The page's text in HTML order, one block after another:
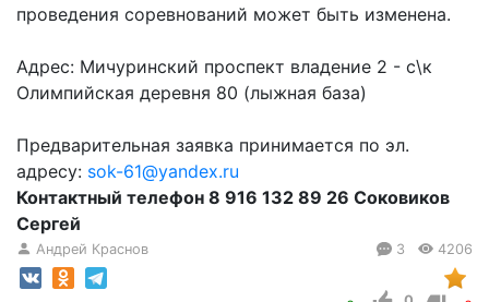
проведения соревнований может быть изменена.
Адрес: Мичуринский проспект владение 2 - с\к
Олимпийская деревня 80 (лыжная база)
Предварительная заявка принимается по эл.
адресу: sok-61@yandex.ru
Контактный телефон 8 916 132 89 26 Соковиков
Сергей
Андрей Краснов 3 4206